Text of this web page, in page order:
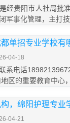
经贵阳市人社局批
军事化管理，主打
单招专业学校有
04-18
系电话
区的重要教育中心
，绵阳护理专业
04-21